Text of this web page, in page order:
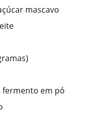
mascavo
fermento em pó